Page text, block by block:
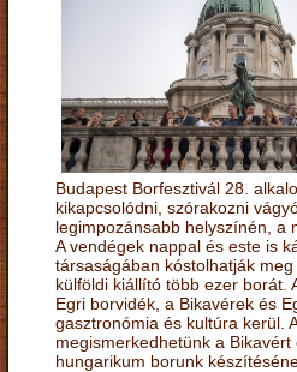
Budapest Borfesztivál 28.
kikapcsolódni, szórakozni
legimpozánsabb helyszínén, a
A vendégek nappal és este is
társaságában kóstolhatják
külföldi kiállító több ezer borát.
Egri borvidék, a Bikavérek és
gasztronómia és kultúra kerül.
megismerkedhetünk a Bikavért
hungarikum borunk